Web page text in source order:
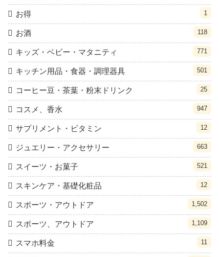
お得 1
お酒 118
キッズ・ベビー・マタニティ 771
キッチン用品・食器・調理器具 501
コーヒー豆・茶葉・粉末ドリンク 25
コスメ、香水 947
サプリメント・ビタミン 12
ジュエリー・アクセサリー 663
スイーツ・お菓子 521
スキンケア・基礎化粧品 12
スポーツ・アウトドア 1,502
スポーツ、アウトドア 1,109
スマホ料金 11